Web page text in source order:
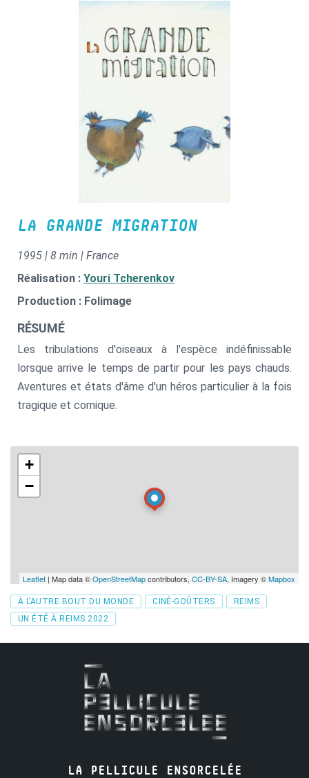
LA GRANDE MIGRATION
1995 | 8 min | France
Réalisation : Youri Tcherenkov
Production : Folimage
RÉSUMÉ
Les tribulations d'oiseaux à l'espèce indéfinissable
lorsque arrive le temps de partir pour les pays chauds.
Aventures et états d'âme d'un héros particulier à la fois
tragique et comique.
+
−
Leaflet | Map data ©OpenStreetMapcontributors, CC-BY-SA, Imagery ©Mapbox
Tags
À L’AUTRE BOUT DU MONDE CINÉ-GOÛTERS
REIMS
UN ÉTÉ À REIMS 2022
LA PELLICULE ENSORCELÉE